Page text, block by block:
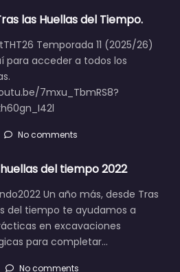
las Huellas del Tiempo.
Temporada 11 (2025/26)
para acceder a todos los
7mxu_TbmRS8?
No comments
del tiempo 2022
Un año más, desde Tras
del tiempo te ayudamos a
en excavaciones
para completar…
No comments